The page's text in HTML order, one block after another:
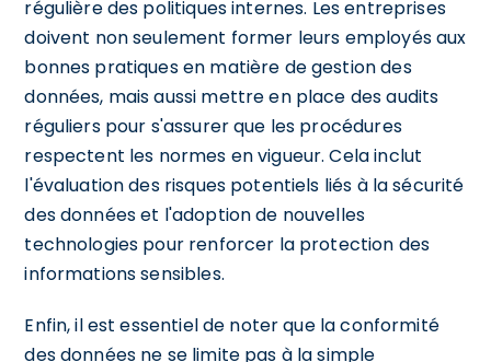
régulière des politiques internes. Les entreprises
doivent non seulement former leurs employés aux
bonnes pratiques en matière de gestion des
données, mais aussi mettre en place des audits
réguliers pour s'assurer que les procédures
respectent les normes en vigueur. Cela inclut
l'évaluation des risques potentiels liés à la sécurité
des données et l'adoption de nouvelles
technologies pour renforcer la protection des
informations sensibles.
Enfin, il est essentiel de noter que la conformité
des données ne se limite pas à la simple